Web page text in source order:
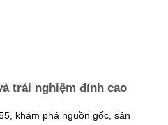
trải nghiệm đỉnh cao
khám phá nguồn gốc, sản